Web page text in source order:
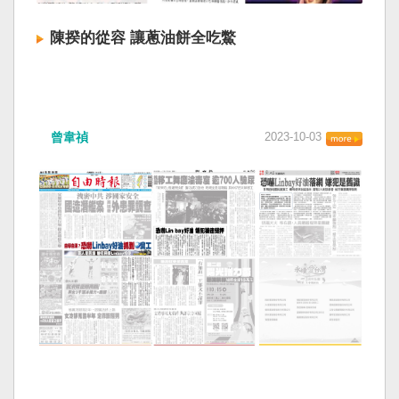
陳揆的從容 讓蔥油餅全吃鱉
曾韋禎 2023-10-03